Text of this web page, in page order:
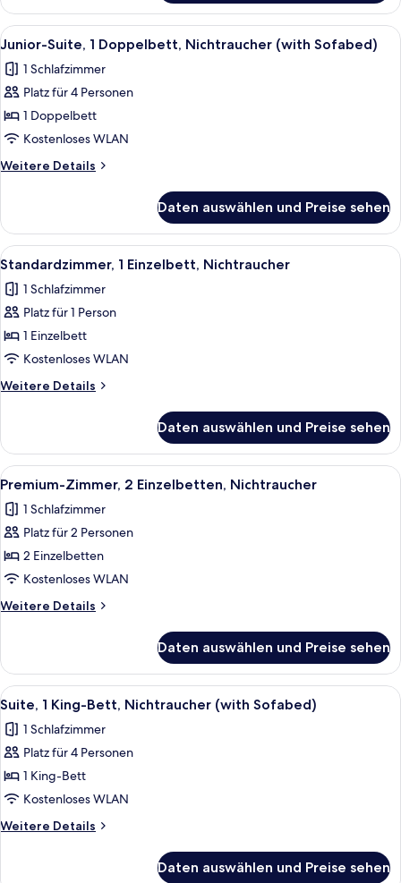
Zimmer,
1 Einzelbett,
Nichtraucher
Alle
Fotos
für
Junior-
Suite,
1
Doppelbett,
Nichtraucher
Sofabed)
anzeigen
Ein Hotelzimmer mit einem Bett,
4
Junior-Suite, 1 Doppelbett, Nichtraucher (with Sofabed)
1 Schlafzimmer
Platz für 4 Personen
1 Doppelbett
Kostenloses WLAN
Weitere Details
Weitere
Suite,
Doppelbett,
(with
Sofabed)
Daten auswählen und Preise sehen
Alle
Fotos
für
Standardzimmer,
1 Einzelbett,
Nichtraucher
anzeigen
Ein Einzelbett mit Holz Kopfteil, ein
3
Standardzimmer, 1 Einzelbett, Nichtraucher
1 Schlafzimmer
Platz für 1 Person
1 Einzelbett
Kostenloses WLAN
Weitere Details
Weitere
1 Einzelbett,
Nichtraucher
Daten auswählen und Preise sehen
Alle
Fotos
für
Premium-
Zimmer,
2 Einzelbetten,
Nichtraucher
anzeigen
Ein modernes Hotelzimmer mit
5
Premium-Zimmer, 2 Einzelbetten, Nichtraucher
1 Schlafzimmer
Platz für 2 Personen
2 Einzelbetten
Kostenloses WLAN
Weitere Details
Weitere
Zimmer,
2 Einzelbetten,
Nichtraucher
Daten auswählen und Preise sehen
Alle
Fotos
für
Suite,
1 King-
Bett,
Nichtraucher
(with
Ein modernes Wohnzimmer mit
5
Suite, 1 King-Bett, Nichtraucher (with Sofabed)
1 Schlafzimmer
Platz für 4 Personen
1 King-Bett
Kostenloses WLAN
Weitere Details
Weitere
Daten auswählen und Preise sehen